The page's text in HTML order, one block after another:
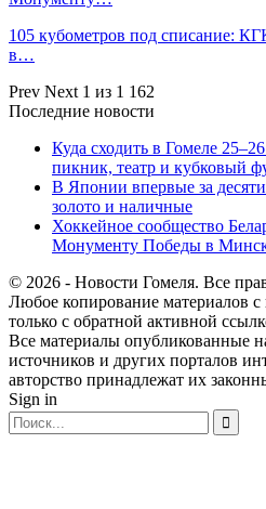
105 кубометров под списание:
в…
Prev Next 1 из 1 162
Последние новости
Куда сходить в Гомеле
пикник, театр и кубковый
В Японии впервые за
золото и наличные
Хоккейное сообщество
Монументу Победы в
© 2026 - Новости Гомеля. Все
Любое копирование материалов с
только с обратной активной
Все материалы опубликованные
источников и других порталов
авторство принадлежат их
Sign in